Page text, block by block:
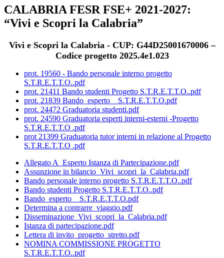
CALABRIA FESR FSE+ 2021-2027:
“Vivi e Scopri la Calabria”
Vivi e Scopri la Calabria - CUP: G44D25001670006 –
Codice progetto 2025.4e1.023
prot. 19560 - Bando personale interno progetto
S.T.R.E.T.T.O..pdf
prot. 21411 Bando studenti Progetto S.T.R.E.T.T.O..pdf
prot. 21839 Bando_esperto__S.T.R.E.T.T.O.pdf
prot. 24472 Graduatoria studenti.pdf
prot. 24590 Graduatoria esperti interni-esterni -Progetto
S.T.R.E.T.T.O .pdf
prot 21399 Graduatoria tutor interni in relazione al Progetto
S.T.R.E.T.T.O .pdf
Allegato A_Esperto Istanza di Partecipazione.pdf
Assunzione in bilancio_Vivi_scopri_la_Calabria.pdf
Bando personale interno progetto S.T.R.E.T.T.O..pdf
Bando studenti Progetto S.T.R.E.T.T.O..pdf
Bando_esperto__S.T.R.E.T.T.O.pdf
Determina a contrarre_viaggio.pdf
Disseminazione_Vivi_scopri_la_Calabria.pdf
Istanza di partecipazione.pdf
Lettera di invito_progetto_stretto.pdf
NOMINA COMMISSIONE PROGETTO
S.T.R.E.T.T.O..pdf